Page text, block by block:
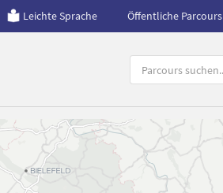
Leichte Sprache Öffentliche Parcours